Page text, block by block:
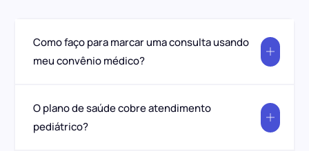
Como faço para marcar uma consulta usando
meu convênio médico?
O plano de saúde cobre atendimento
pediátrico?